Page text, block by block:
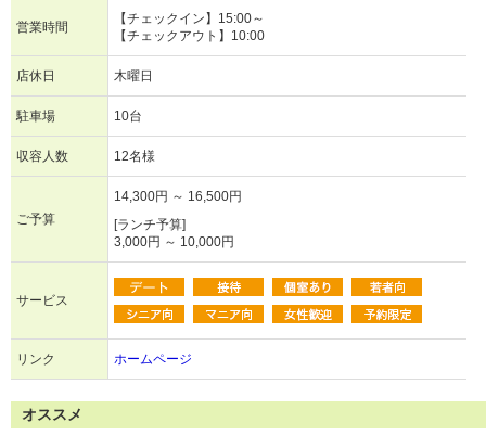
営業時間
【チェックイン】15:00～
【チェックアウト】10:00
店休日 木曜日
駐車場 10台
収容人数 12名様
ご予算
14,300円 ～ 16,500円
[ランチ予算]
3,000円 ～ 10,000円
サービス
リンク ホームページ
オススメ